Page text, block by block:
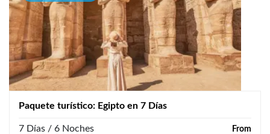
Paquete turístico: Egipto en 7 Días
From
7 Días / 6 Noches